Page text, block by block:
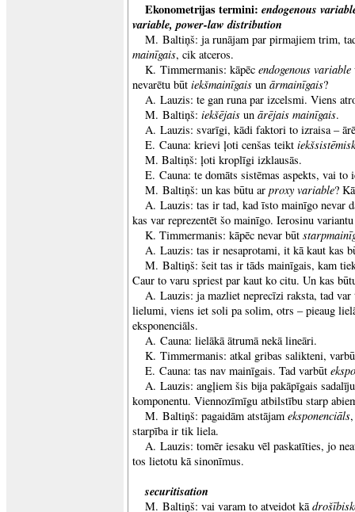
Ekonometrijas termini: endogenous
variable, power-law distribution
M. Baltiņš: ja runājam par pirmajiem trim,
mainīgais, cik atceros.
K. Timmermanis: kāpēc endogenous variable
nevarētu būt iekšmainīgais un ārmainīgais?
A. Lauzis: te gan runa par izcelsmi. Viens
M. Baltiņš: iekšējais un ārējais mainīgais.
A. Lauzis: svarīgi, kādi faktori to izraisa –
E. Cauna: krievi ļoti cenšas teikt
M. Baltiņš: ļoti kroplīgi izklausās.
E. Cauna: te domāts sistēmas aspekts, vai to
M. Baltiņš: un kas būtu ar proxy variable?
A. Lauzis: tas ir tad, kad īsto mainīgo nevar
kas var reprezentēt šo mainīgo. Ierosinu
K. Timmermanis: kāpēc nevar būt
A. Lauzis: tas ir nesaprotami, it kā kaut kas
M. Baltiņš: šeit tas ir tāds mainīgais, kam
Caur to varu spriest par kaut ko citu. Un kas
A. Lauzis: ja mazliet neprecīzi raksta, tad
lielumi, viens iet soli pa solim, otrs – pieaug
eksponenciāls.
A. Cauna: lielākā ātrumā nekā lineāri.
K. Timmermanis: atkal gribas salikteni,
E. Cauna: tas nav mainīgais. Tad varbūt
A. Lauzis: angļiem šis bija pakāpīgais
komponentu. Viennozīmīgu atbilstību starp
M. Baltiņš: pagaidām atstājam eksponenciāls
starpība ir tik liela.
A. Lauzis: tomēr iesaku vēl paskatīties, jo
tos lietotu kā sinonīmus.
securitisation
M. Baltiņš: vai varam to atveidot kā